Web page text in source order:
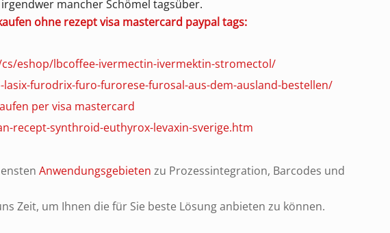
mancher Schömel tagsüber.
ohne rezept visa mastercard paypal tags:
eshop/lbcoffee-ivermectin-ivermektin-stromectol/
furodrix-furo-furorese-furosal-aus-dem-ausland-bestellen/
per visa mastercard
recept-synthroid-euthyrox-levaxin-sverige.htm
Anwendungsgebieten zu Prozessintegration, Barcodes und
Zeit, um Ihnen die für Sie beste Lösung anbieten zu können.